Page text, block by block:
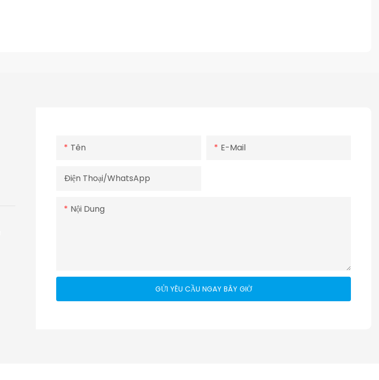
Tên E-Mail
Điện Thoại/WhatsApp
Nội Dung
GỬI YÊU CẦU NGAY BÂY GIỜ